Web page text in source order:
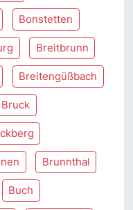
Bonstetten
Breitbrunn
Breitengüßbach
Bruck
Brunnthal
Buch